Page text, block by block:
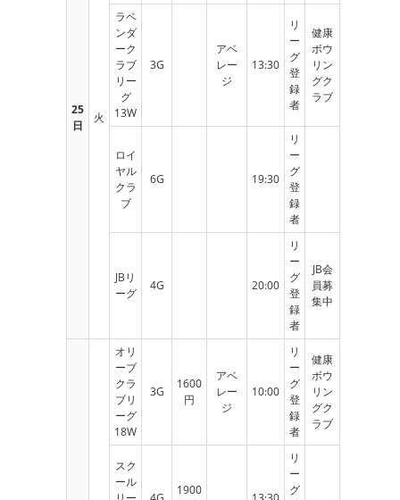
25
日
火
ラベ
ンダ
ーク
ラブ
リー
グ
13W
3G
アベ
レー
ジ
13:30
リ
ー
グ
登
録
者
健康
ボウ
リン
グク
ラブ
ロイ
ヤル
クラ
ブ
6G 19:30
リ
ー
グ
登
録
者
JBリ
ーグ
4G 20:00
リ
ー
グ
登
録
者
JB会
員募
集中
オリ
ーブ
クラ
ブリ
ーグ
18W
3G
1600
円
アベ
レー
ジ
10:00
リ
ー
グ
登
録
者
健康
ボウ
リン
グク
ラブ
スク
ール
1900
リ
ー
グ